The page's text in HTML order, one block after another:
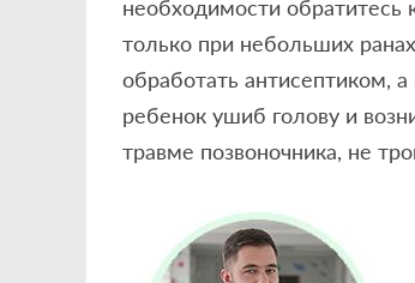
необходимости обратитесь
только при небольших
обработать антисептиком,
ребенок ушиб голову и
травме позвоночника, не